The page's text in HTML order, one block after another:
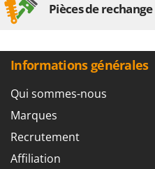
Pramac
R
R.G.V.
Rato
Reber
Pièces de rechange
Informations générales
Qui sommes-nous
Marques
Recrutement
Affiliation